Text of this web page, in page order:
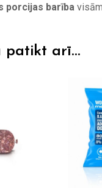
porcijas barība
patikt arī…